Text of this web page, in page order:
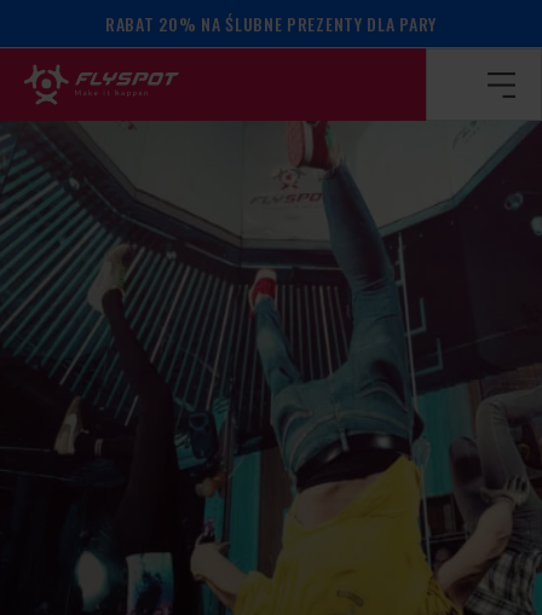
RABAT 20% NA ŚLUBNE PREZENTY DLA PARY
Strona główna / Kalendarz wydarzeń / WARSZTATY